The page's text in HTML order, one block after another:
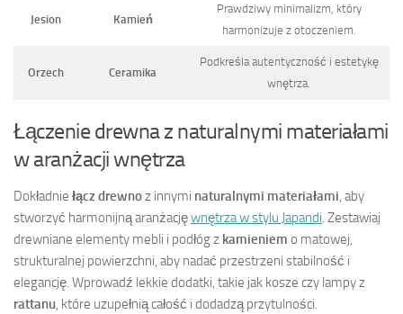
Jesion Kamień
Prawdziwy minimalizm, który
harmonizuje z otoczeniem.
Orzech Ceramika
Podkreśla autentyczność i estetykę
wnętrza.
Łączenie drewna z naturalnymi materiałami
w aranżacji wnętrza
Dokładnie łącz drewnoz innymi naturalnymi materiałami, aby
stworzyć harmonijną aranżacjęwnętrza w stylu Japandi. Zestawiaj
drewniane elementy mebli i podłóg z kamieniem o matowej,
strukturalnej powierzchni, aby nadać przestrzeni stabilność i
elegancję. Wprowadź lekkie dodatki, takie jak kosze czy lampy z
rattanu, które uzupełnią całość i dodadzą przytulności.